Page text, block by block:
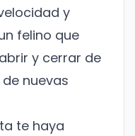
y
felino que
y cerrar de
nuevas
te haya
para recibir